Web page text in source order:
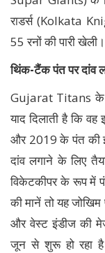
राडर्स (Kolkata
55 रनों की पारी खेली।
थिंक-टैंक पंत पर दांव
Gujarat Titans के
याद दिलाती है कि
और 2019 के पंत की
दांव लगाने के लिए
विकेटकीपर के रूप में
की मानें तो यह
और वेस्ट इंडीज की
जून से शुरू हो रहा